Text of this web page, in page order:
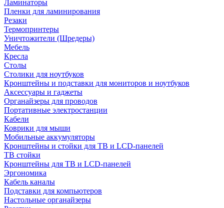
Ламинаторы
Пленки для ламинирования
Резаки
Термопринтеры
Уничтожители (Шредеры)
Мебель
Кресла
Столы
Столики для ноутбуков
Кронштейны и подставки для мониторов и ноутбуков
Аксессуары и гаджеты
Органайзеры для проводов
Портативные электростанции
Кабели
Коврики для мыши
Мобильные аккумуляторы
Кронштейны и стойки для ТВ и LCD-панелей
ТВ стойки
Кронштейны для ТВ и LCD-панелей
Эргономика
Кабель каналы
Подставки для компьютеров
Настольные органайзеры